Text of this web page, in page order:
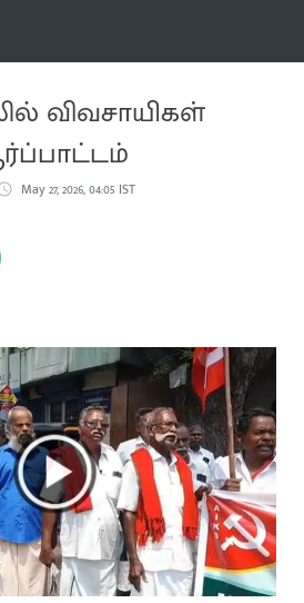
விவசாயிகள்
May 27, 2026, 04:05 IST